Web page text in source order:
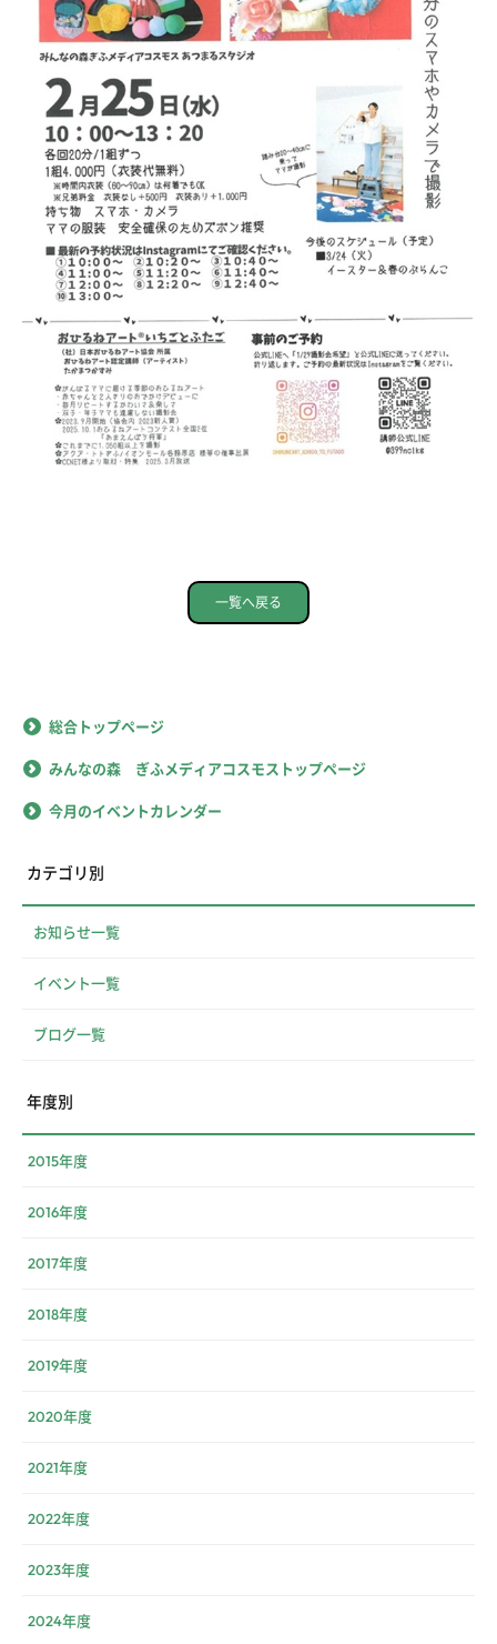
一覧へ戻る
総合トップページ
みんなの森 ぎふメディアコスモストップページ
今月のイベントカレンダー
カテゴリ別
お知らせ一覧
イベント一覧
ブログ一覧
年度別
2015年度
2016年度
2017年度
2018年度
2019年度
2020年度
2021年度
2022年度
2023年度
2024年度